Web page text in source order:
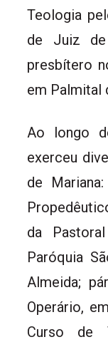
Teologia
de Juiz de
presbítero
em Palmital
Ao longo
exerceu
de
da
Paróquia
Almeida;
Operário,
Curso de